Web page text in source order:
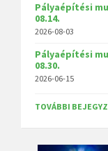
Pályaépítési
08.14.
2026-08-03
Pályaépítési
08.30.
2026-06-15
TOVÁBBI